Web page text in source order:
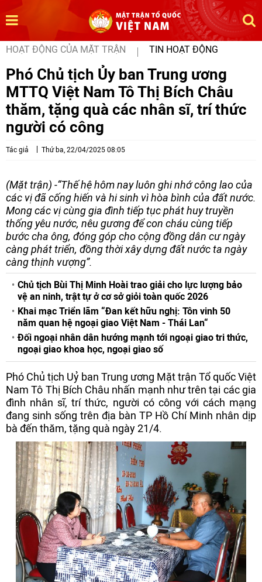
HOẠT ĐỘNG CỦA MẶT TRẬN TIN HOẠT ĐỘNG
Phó Chủ tịch Ủy ban Trung ương
MTTQ Việt Nam Tô Thị Bích Châu
thăm, tặng quà các nhân sĩ, trí thức
người có công
Tác giả Thứ ba, 22/04/2025 08:05
(Mặt trận) -“Thế hệ hôm nay luôn ghi nhớ công lao của
các vị đã cống hiến và hi sinh vì hòa bình của đất nước.
Mong các vị cùng gia đình tiếp tục phát huy truyền
thống yêu nước, nêu gương để con cháu cùng tiếp
bước cha ông, đóng góp cho cộng đồng dân cư ngày
càng phát triển, đồng thời xây dựng đất nước ta ngày
càng thịnh vượng”.
Chủ tịch Bùi Thị Minh Hoài trao giải cho lực lượng bảo
vệ an ninh, trật tự ở cơ sở giỏi toàn quốc 2026
Khai mạc Triển lãm “Đan kết hữu nghị: Tôn vinh 50
năm quan hệ ngoại giao Việt Nam - Thái Lan“
Đối ngoại nhân dân hướng mạnh tới ngoại giao tri thức,
ngoại giao khoa học, ngoại giao số
Phó Chủ tịch Uỷ ban Trung ương Mặt trận Tổ quốc Việt
Nam Tô Thị Bích Châu nhấn mạnh như trên tại các gia
đình nhân sĩ, trí thức, người có công với cách mạng
đang sinh sống trên địa bàn TP Hồ Chí Minh nhân dịp
bà đến thăm, tặng quà ngày 21/4.